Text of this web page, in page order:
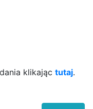
klikając tutaj.